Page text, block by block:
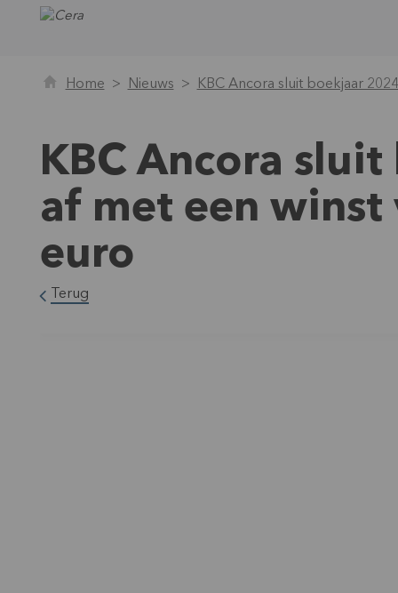
Home Nieuws KBC Ancora sluit boekjaar
KBC Ancora
af met een
euro
Terug